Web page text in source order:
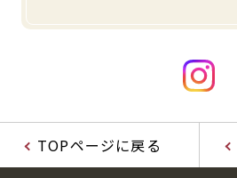
TOPページに戻る